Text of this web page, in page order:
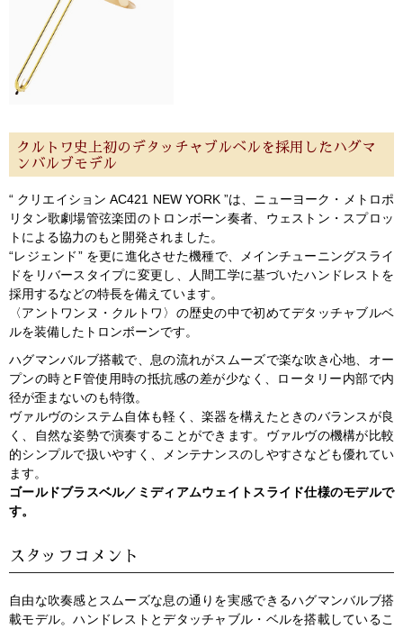
クルトワ史上初のデタッチャブルベルを採用したハグマ
ンバルブモデル
“ クリエイション AC421 NEW YORK ”は、ニューヨーク・メトロポ
リタン歌劇場管弦楽団のトロンボーン奏者、ウェストン・スプロッ
トによる協力のもと開発されました。
“レジェンド” を更に進化させた機種で、メインチューニングスライ
ドをリバースタイプに変更し、人間工学に基づいたハンドレストを
採用するなどの特長を備えています。
〈アントワンヌ・クルトワ〉の歴史の中で初めてデタッチャブルベ
ルを装備したトロンボーンです。
ハグマンバルブ搭載で、息の流れがスムーズで楽な吹き心地、オー
プンの時とF管使用時の抵抗感の差が少なく、ロータリー内部で内
径が歪まないのも特徴。
ヴァルヴのシステム自体も軽く、楽器を構えたときのバランスが良
く、自然な姿勢で演奏することができます。ヴァルヴの機構が比較
的シンプルで扱いやすく、メンテナンスのしやすさなども優れてい
ます。
ゴールドブラスベル／ミディアムウェイトスライド仕様のモデルで
す。
スタッフコメント
自由な吹奏感とスムーズな息の通りを実感できるハグマンバルブ搭
載モデル。ハンドレストとデタッチャブル・ベルを搭載しているこ